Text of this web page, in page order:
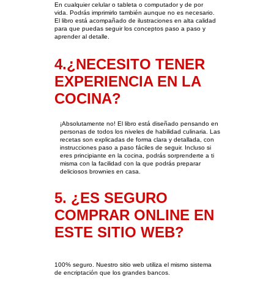
En cualquier celular o tableta o computador y de por
vida. Podrás imprimirlo también aunque no es necesario.
El libro está acompañado de ilustraciones en alta calidad
para que puedas seguir los conceptos paso a paso y
aprender al detalle.
4.¿NECESITO TENER
EXPERIENCIA EN LA
COCINA?
¡Absolutamente no! El libro está diseñado pensando en
personas de todos los niveles de habilidad culinaria. Las
recetas son explicadas de forma clara y detallada, con
instrucciones paso a paso fáciles de seguir. Incluso si
eres principiante en la cocina, podrás sorprenderte a ti
misma con la facilidad con la que podrás preparar
deliciosos brownies en casa.
5. ¿ES SEGURO
COMPRAR ONLINE EN
ESTE SITIO WEB?
100% seguro. Nuestro sitio web utiliza el mismo sistema
de encriptación que los grandes bancos.